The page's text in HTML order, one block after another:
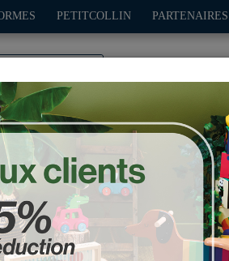
PETITCOLLIN PARTENAIRES
DÉCO-CADEAUX POUPÉES
Eiffel bleue